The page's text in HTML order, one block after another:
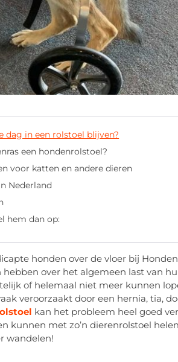
dag in een rolstoel blijven?
een hondenrolstoel?
voor katten en andere dieren
Nederland
hem dan op:
honden over de vloer bij
over het algemeen last van
of helemaal niet meer kunnen
veroorzaakt door een hernia, tia,
kan het probleem heel goed
kunnen met zo’n dierenrolstoel
wandelen!